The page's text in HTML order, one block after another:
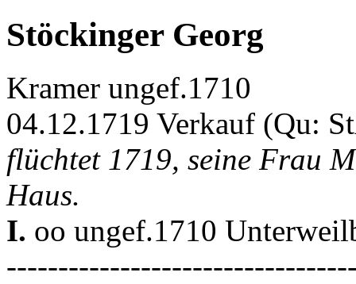
Stöckinger Georg
Kramer ungef.1710
04.12.1719 Verkauf (Qu:
flüchtet 1719, seine Frau
Haus.
I. oo ungef.1710